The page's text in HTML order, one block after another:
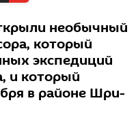
необычный
который
экспедиций
и который
в районе Шри-